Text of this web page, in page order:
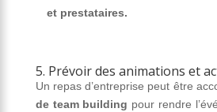
et prestataires.
5. Prévoir des animations et
Un repas d’entreprise peut être
de team building pour rendre